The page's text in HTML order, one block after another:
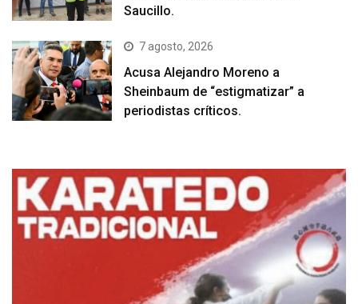
Saucillo.
7 agosto, 2026
Acusa Alejandro Moreno a
Sheinbaum de “estigmatizar” a
periodistas críticos.